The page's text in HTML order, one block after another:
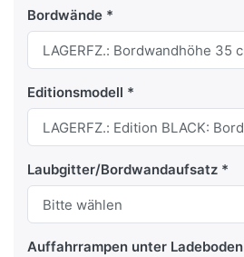
Bordwände
Editionsmodell
Laubgitter/Bordwandaufsatz
Auffahrrampen unter Ladeboden